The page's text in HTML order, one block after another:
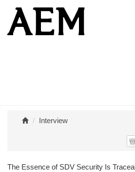
Interview
The Essence of SDV Security Is